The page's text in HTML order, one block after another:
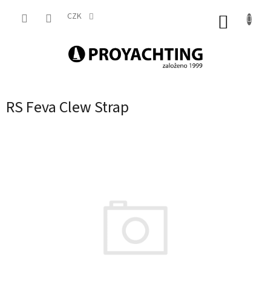
CZK
RS Feva Clew Strap